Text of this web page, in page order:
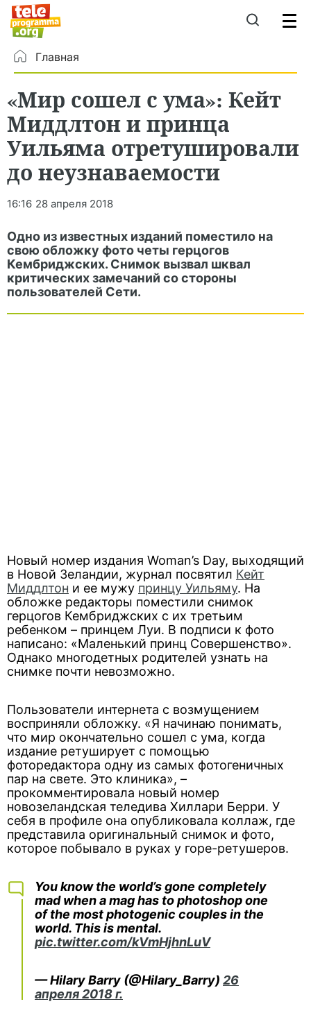
Главная
«Мир сошел с ума»: Кейт
Миддлтон и принца
Уильяма отретушировали
до неузнаваемости
16:16 28 апреля 2018
Одно из известных изданий поместило на
свою обложку фото четы герцогов
Кембриджских. Снимок вызвал шквал
критических замечаний со стороны
пользователей Сети.
Новый номер издания Woman’s Day, выходящий
в Новой Зеландии, журнал посвятил Кейт
Миддлтон и ее мужу принцу Уильяму. На
обложке редакторы поместили снимок
герцогов Кембриджских с их третьим
ребенком – принцем Луи. В подписи к фото
написано: «Маленький принц Совершенство».
Однако многодетных родителей узнать на
снимке почти невозможно.
Пользователи интернета с возмущением
восприняли обложку. «Я начинаю понимать,
что мир окончательно сошел с ума, когда
издание ретуширует с помощью
фоторедактора одну из самых фотогеничных
пар на свете. Это клиника», –
прокомментировала новый номер
новозеландская теледива Хиллари Берри. У
себя в профиле она опубликовала коллаж, где
представила оригинальный снимок и фото,
которое побывало в руках у горе-ретушеров.
You know the world’s gone completely
mad when a mag has to photoshop one
of the most photogenic couples in the
world. This is mental.
pic.twitter.com/kVmHjhnLuV
— Hilary Barry (@Hilary_Barry) 26
апреля 2018 г.